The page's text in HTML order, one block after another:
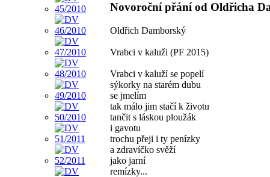
Novoroční přání od Oldřicha
Oldřich Damborský
Vrabci v kaluži (PF 2015)
Vrabci v kaluží se popelí
sýkorky na starém dubu
se jmelím
tak málo jim stačí k životu
tančit s láskou ploužák
i gavotu
trochu přeji i ty penízky
a zdravíčko svěží
jako jarní
remízky...